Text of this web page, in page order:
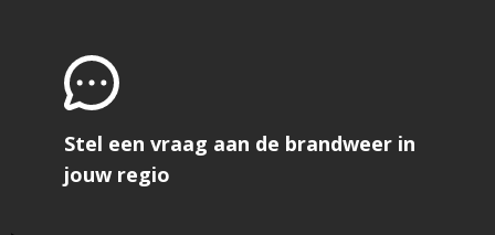
Stel een vraag aan de brandweer in
jouw regio